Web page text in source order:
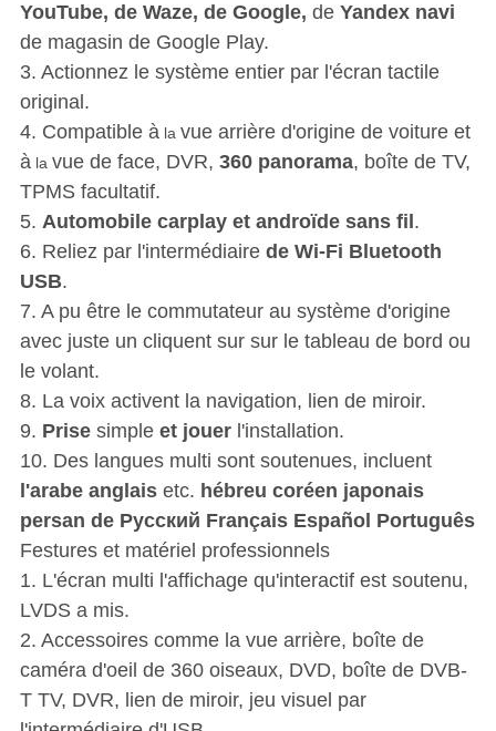
YouTube, de Waze, de Google, de Yandex navi
de magasin de Google Play.
3. Actionnez le système entier par l'écran tactile
original.
4. Compatible àla vue arrière d'origine de voiture et
àla vue de face, DVR, 360 panorama, boîte de TV,
TPMS facultatif.
5. Automobile carplay et androïde sans fil .
6. Reliez par l'intermédiaire de Wi-Fi Bluetooth
USB.
7. A pu être le commutateur au système d'origine
avec juste un cliquent sur sur le tableau de bord ou
le volant.
8. La voix activent la navigation, lien de miroir.
9. Prisesimple et jouerl'installation.
10. Des langues multi sont soutenues, incluent
l'arabe anglaisetc. hébreu coréen japonais
persan de Pусский Français Español Português
Festures et matériel professionnels
1. L'écran multi l'affichage qu'interactif est soutenu,
LVDS a mis.
2. Accessoires comme la vue arrière, boîte de
caméra d'oeil de 360 oiseaux, DVD, boîte de DVB-
T TV, DVR, lien de miroir, jeu visuel par